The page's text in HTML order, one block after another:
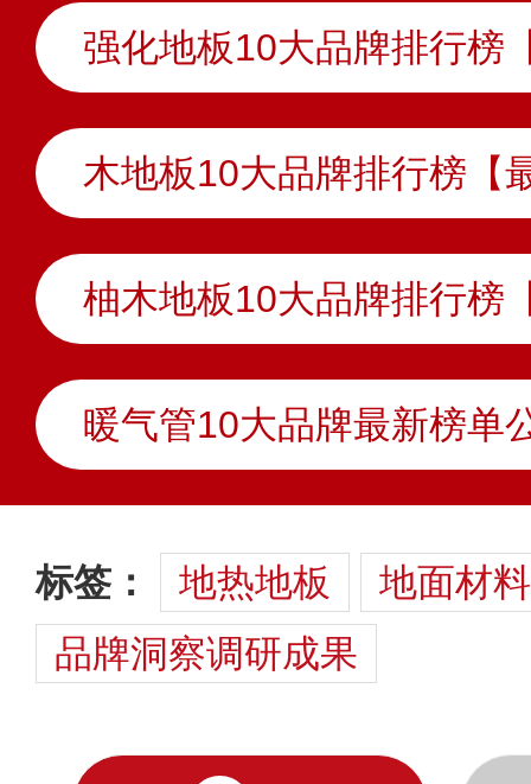
木地板10大品牌排行榜【
标签： 地热地板
地面材料
品牌洞察调研成果